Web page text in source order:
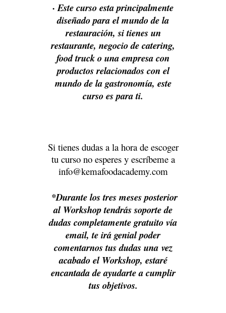
· Este curso esta principalmente
diseñado para el mundo de la
restauración, si tienes un
restaurante, negocio de catering,
food truck o una empresa con
productos relacionados con el
mundo de la gastronomía, este
curso es para ti.
Si tienes dudas a la hora de escoger
tu curso no esperes y escríbeme a
info@kemafoodacademy.com
*Durante los tres meses posterior
al Workshop tendrás soporte de
dudas completamente gratuito vía
email, te irá genial poder
comentarnos tus dudas una vez
acabado el Workshop, estaré
encantada de ayudarte a cumplir
tus objetivos.